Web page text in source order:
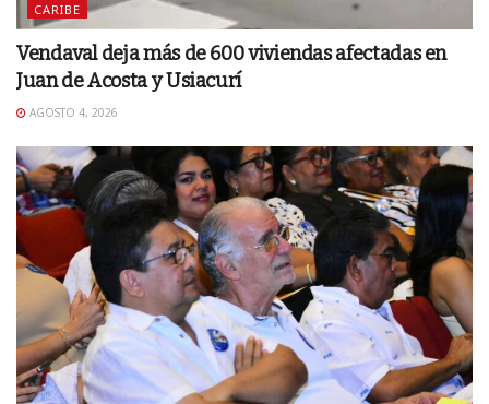
CARIBE
Vendaval deja más de 600 viviendas afectadas en
Juan de Acosta y Usiacurí
AGOSTO 4, 2026